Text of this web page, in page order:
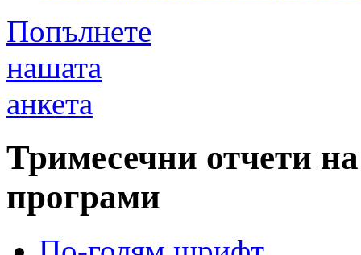
Попълнете
нашата
анкета
Тримесечни отчети
програми